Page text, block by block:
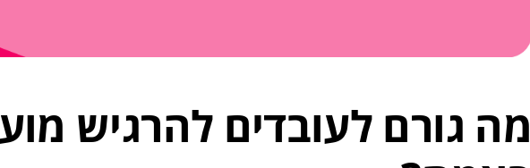
מה גורם לעובדים להרגיש